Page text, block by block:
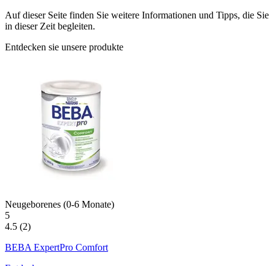
Auf dieser Seite finden Sie weitere Informationen und Tipps, die Sie
in dieser Zeit begleiten.
Entdecken sie unsere produkte
Neugeborenes (0-6 Monate)
5
4.5 (2)
BEBA ExpertPro Comfort